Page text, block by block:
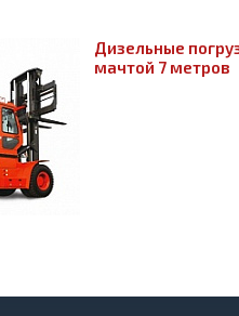
Дизельные
мачтой 7 метров